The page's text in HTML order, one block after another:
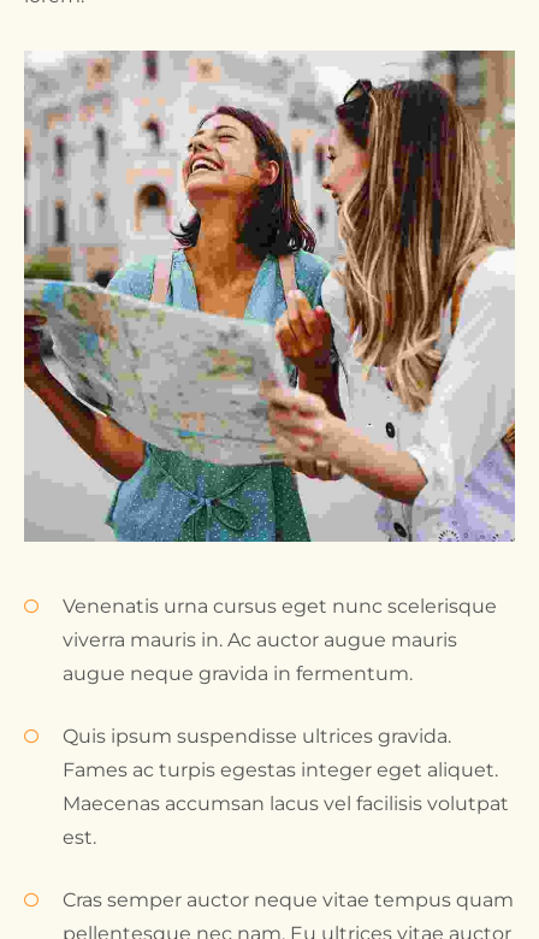
Venenatis urna cursus eget nunc scelerisque
viverra mauris in. Ac auctor augue mauris
augue neque gravida in fermentum.
Quis ipsum suspendisse ultrices gravida.
Fames ac turpis egestas integer eget aliquet.
Maecenas accumsan lacus vel facilisis volutpat
est.
Cras semper auctor neque vitae tempus quam
pellentesque nec nam. Eu ultrices vitae auctor